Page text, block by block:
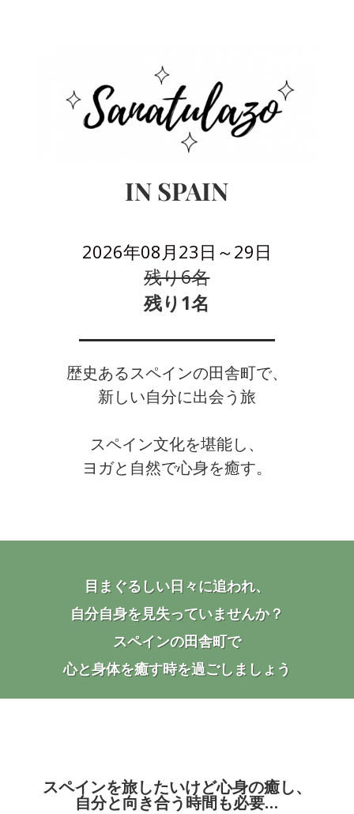
IN SPAIN
2026年08月23日～29日
残り6名
残り1名
歴史あるスペインの田舎町で、
新しい自分に出会う旅
スペイン文化を堪能し、
ヨガと自然で心身を癒す。
目まぐるしい日々に追われ、
自分自身を見失っていませんか？
スペインの田舎町で
心と身体を癒す時を過ごしましょう
スペインを旅したいけど心身の癒し、
自分と向き合う時間も必要…